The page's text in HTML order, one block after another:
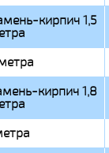
кирпич 1,5
кирпич 1,8